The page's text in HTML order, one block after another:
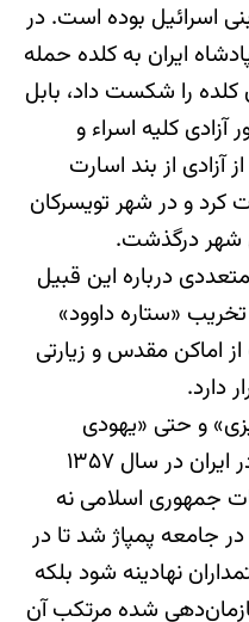
اسرائیل بوده است. در
پادشاه ایران به کلده حمله
کلده را شکست داد، بابل
کلیه اسراء و
آزادی از بند اسارت
کرد و در شهر تویسرکان
شهر درگذشت.
درباره این قبیل
«ستاره داوود»
اماکن مقدس و زیارتی
دارد.
و حتی «یهودی
زدایی» پس از انقلاب اسلامی در ایران در سال ۱۳۵۷
تحت تاثیر برنامه ‏ریزی و تبلیغات‎ جمهوری اسلامی نه
جامعه پمپاژ شد تا در
نهادینه شود بلکه
شده مرتکب آن